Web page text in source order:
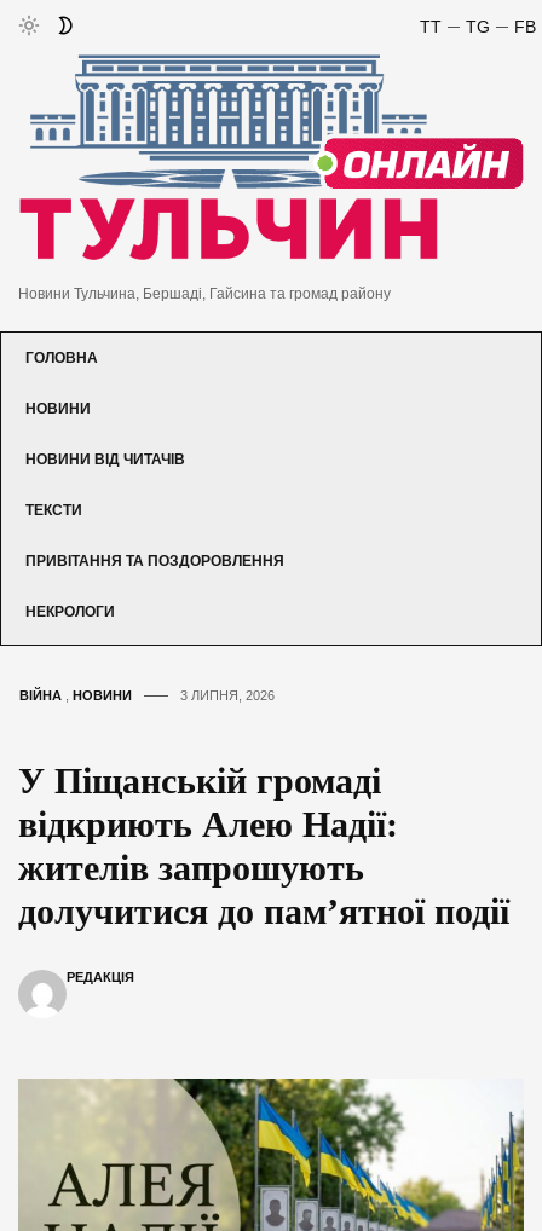
FB
TG
TT
Новини Тульчина, Бершаді, Гайсина та громад району
ГОЛОВНА
НОВИНИ
НОВИНИ ВІД ЧИТАЧІВ
ТЕКСТИ
ПРИВІТАННЯ ТА ПОЗДОРОВЛЕННЯ
НЕКРОЛОГИ
ВІЙНА НОВИНИ 3 ЛИПНЯ, 2026
У Піщанській громаді
відкриють Алею Надії:
жителів запрошують
долучитися до пам’ятної події
РЕДАКЦІЯ